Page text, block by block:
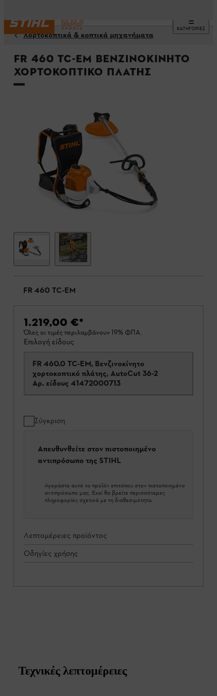
ΚΑΤΗΓΟΡΙΕΣ
Χορτοκοπτικά & κοπτικά μηχανήματα
FR 460 TC-EM Βενζινοκίνητο
χορτοκοπτικό πλάτης
FR 460 TC-EM
1.219,00 €*
Όλες οι τιμές περιλαμβάνουν 19% ΦΠΑ.
Επιλογή είδους
FR 460.0 TC-EM, Βενζινοκίνητο
χορτοκοπτικό πλάτης, AutoCut 36-2
Αρ. είδους 41472000713
Σύγκριση
Απευθυνθείτε στον πιστοποιημένο
αντιπρόσωπο της STIHL
Αγοράστε αυτό το προϊόν επιτόπου στον πιστοποιημένο
αντιπρόσωπο μας. Εκεί θα βρείτε περισσότερες
πληροφορίες σχετικά με τη διαθεσιμότητα.
Λεπτομέρειες προϊόντος
Οδηγίες χρήσης
Τεχνικές λεπτομέρειες